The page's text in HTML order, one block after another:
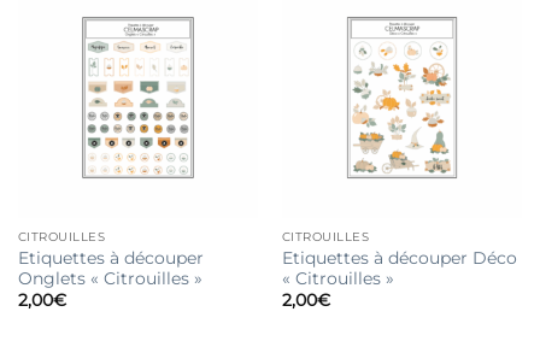
CITROUILLES
Etiquettes à découper
Onglets « Citrouilles »
2,00€
CITROUILLES
Etiquettes à découper Déco
« Citrouilles »
2,00€